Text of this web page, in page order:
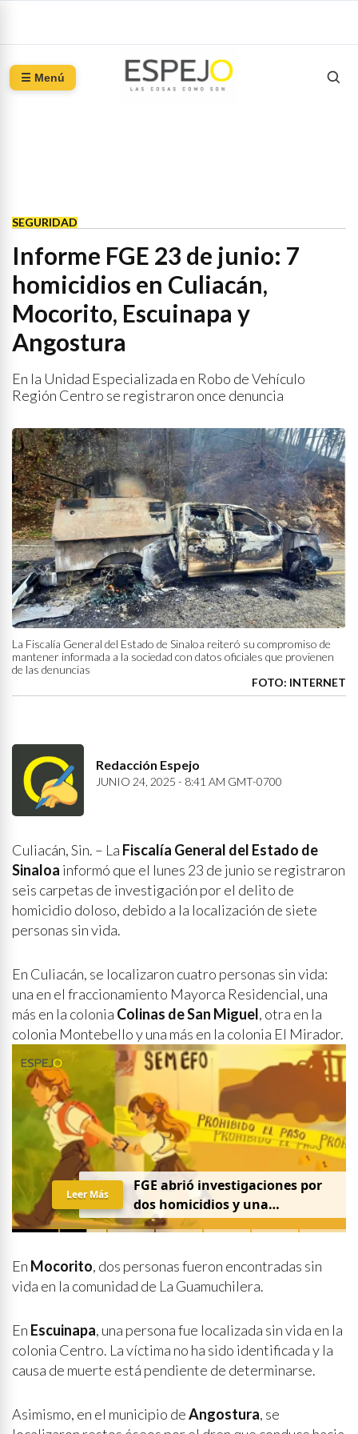
☰ Menú
SEGURIDAD
Informe FGE 23 de junio: 7
homicidios en Culiacán,
Mocorito, Escuinapa y
Angostura
En la Unidad Especializada en Robo de Vehículo
Región Centro se registraron once denuncia
La Fiscalía General del Estado de Sinaloa reiteró su compromiso de
mantener informada a la sociedad con datos oficiales que provienen
de las denuncias
FOTO: INTERNET
Redacción Espejo
JUNIO 24, 2025 - 8:41 AM GMT-0700
Culiacán, Sin. – La Fiscalía General del Estado de
Sinaloa informó que el lunes 23 de junio se registraron
seis carpetas de investigación por el delito de
homicidio doloso, debido a la localización de siete
personas sin vida.
En Culiacán, se localizaron cuatro personas sin vida:
una en el fraccionamiento Mayorca Residencial, una
más en la colonia Colinas de San Miguel, otra en la
colonia Montebello y una más en la colonia El Mirador.
FGE abrió investigaciones por
dos homicidios y una
desaparición el 7 de agosto
Leer Más
En Mocorito, dos personas fueron encontradas sin
vida en la comunidad de La Guamuchilera.
En Escuinapa, una persona fue localizada sin vida en la
colonia Centro. La víctima no ha sido identificada y la
causa de muerte está pendiente de determinarse.
Asimismo, en el municipio deAngostura, se